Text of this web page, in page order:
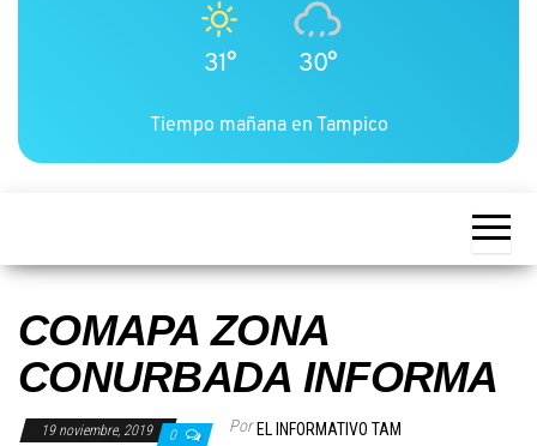
31° 30°
Tiempo mañana en Tampico
COMAPA ZONA
CONURBADA INFORMA
19 noviembre, 2019 0 Por EL INFORMATIVO TAM